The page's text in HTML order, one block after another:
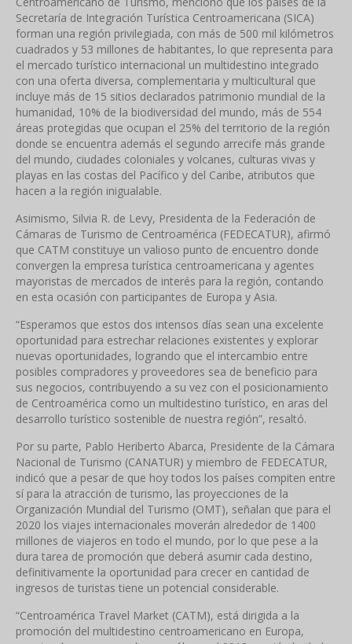
Secretaría de Integración Turística Centroamericana (SICA)
forman una región privilegiada, con más de 500 mil kilómetros
cuadrados y 53 millones de habitantes, lo que representa para
el mercado turístico internacional un multidestino integrado
con una oferta diversa, complementaria y multicultural que
incluye más de 15 sitios declarados patrimonio mundial de la
humanidad, 10% de la biodiversidad del mundo, más de 554
áreas protegidas que ocupan el 25% del territorio de la región
donde se encuentra además el segundo arrecife más grande
del mundo, ciudades coloniales y volcanes, culturas vivas y
playas en las costas del Pacífico y del Caribe, atributos que
hacen a la región inigualable.
Asimismo, Silvia R. de Levy, Presidenta de la Federación de
Cámaras de Turismo de Centroamérica (FEDECATUR), afirmó
que CATM constituye un valioso punto de encuentro donde
convergen la empresa turística centroamericana y agentes
mayoristas de mercados de interés para la región, contando
en esta ocasión con participantes de Europa y Asia.
“Esperamos que estos dos intensos días sean una excelente
oportunidad para estrechar relaciones existentes y explorar
nuevas oportunidades, logrando que el intercambio entre
posibles compradores y proveedores sea de beneficio para
sus negocios, contribuyendo a su vez con el posicionamiento
de Centroamérica como un multidestino turístico, en aras del
desarrollo turístico sostenible de nuestra región”, resaltó.
Por su parte, Pablo Heriberto Abarca, Presidente de la Cámara
Nacional de Turismo (CANATUR) y miembro de FEDECATUR,
indicó que a pesar de que hoy todos los países compiten entre
sí para la atracción de turismo, las proyecciones de la
Organización Mundial del Turismo (OMT), señalan que para el
2020 los viajes internacionales moverán alrededor de 1400
millones de viajeros en todo el mundo, por lo que pese a la
dura tarea de promoción que deberá asumir cada destino,
definitivamente la oportunidad para crecer en cantidad de
ingresos de turistas tiene un potencial considerable.
“Centroamérica Travel Market (CATM), está dirigida a la
promoción del multidestino centroamericano en Europa,